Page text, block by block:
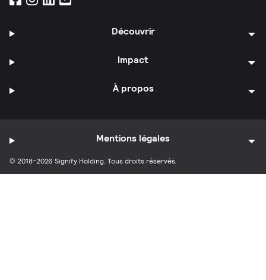
Découvrir
Impact
À propos
© 2018-2026 Signify Holding. Tous droits réservés.
Mentions légales